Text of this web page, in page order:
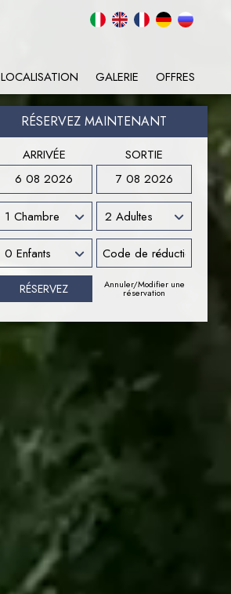
LOCALISATION GALERIE OFFRES
RÉSERVEZ MAINTENANT
ARRIVÉE
6 08 2026
SORTIE
7 08 2026
Annuler/Modifier une
réservation